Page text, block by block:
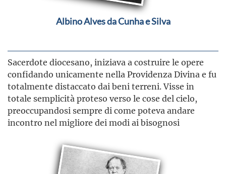
Albino Alves da Cunha e Silva
Sacerdote diocesano, iniziava a costruire le opere
confidando unicamente nella Providenza Divina e fu
totalmente distaccato dai beni terreni. Visse in
totale semplicità proteso verso le cose del cielo,
preoccupandosi sempre di come poteva andare
incontro nel migliore dei modi ai bisognosi